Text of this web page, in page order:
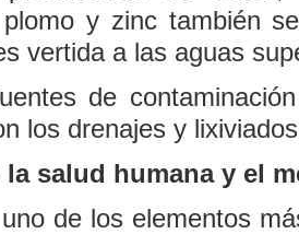
y zinc también
vertida a las aguas
de
los drenajes y
salud humana y el
de los elementos